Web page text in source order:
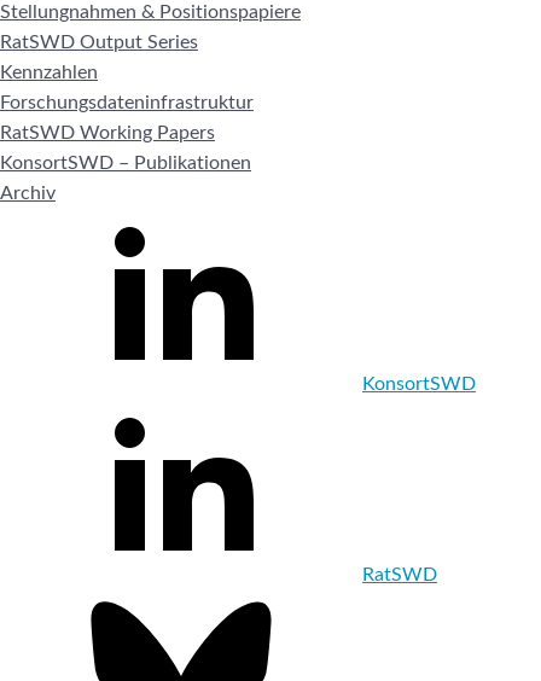
Stellungnahmen & Positionspapiere
RatSWD Output Series
Kennzahlen
Forschungsdateninfrastruktur
RatSWD Working Papers
KonsortSWD – Publikationen
Archiv
KonsortSWD
RatSWD